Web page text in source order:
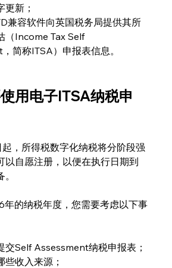
更新；
兼容软件向英国税务局提供其所
（Income Tax Self
简称ITSA）申报表信息。
用电子ITSA纳税申
，所得税数字化纳税将分阶段强
以自愿注册，以便在执行日期到
的纳税年度，您需要考虑以下事
交Self Assessment纳税申报表；
些收入来源；